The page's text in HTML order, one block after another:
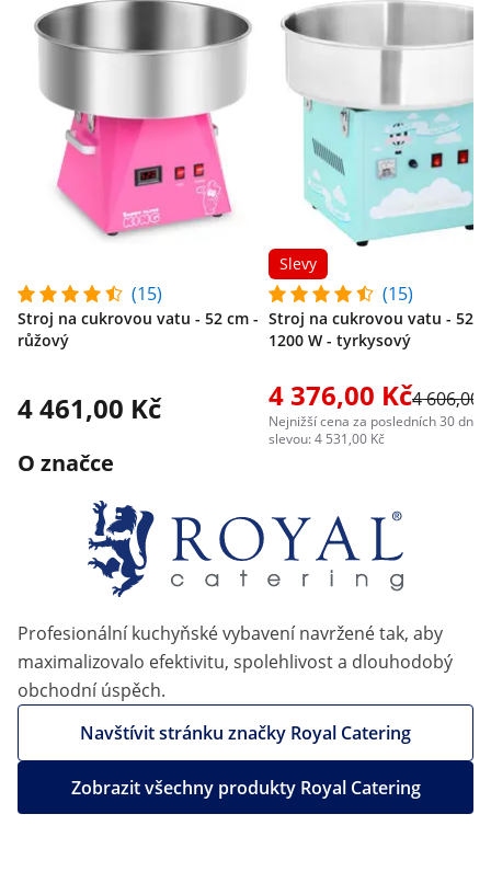
(15)
Stroj na cukrovou vatu - 52 cm -
růžový
4 461,00 Kč
Slevy
(15)
Stroj na cukrovou vatu - 52
1200 W - tyrkysový
4 376,00 Kč4 606,00
Nejnižší cena za posledních 30 dní
slevou: 4 531,00 Kč
O značce
Profesionální kuchyňské vybavení navržené tak, aby
maximalizovalo efektivitu, spolehlivost a dlouhodobý
obchodní úspěch.
Navštívit stránku značky Royal Catering
Zobrazit všechny produkty Royal Catering